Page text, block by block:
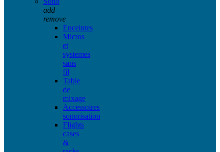
add
remove
Enceintes
Micros
et
systemes
sans
fil
Table
de
mixage
Accessoires
sonorisation
Flights
cases
&